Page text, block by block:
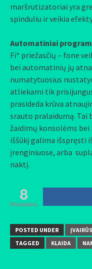
maršrutizatoriai yra
spinduliu ir veikia
Automatiniai
Fi“ priežasčių – fone
bei automatinių jų
numatytuosius
atliekami tik
prasideda krūva
srauto pralaidumą.
žaidimų konsolėms
iššūkį galima išspręsti
įrenginiuose, arba
naktį.
8
Pasidalino
POSTED UNDER
ĮVAIRŪS
TAGGED
KLAIDA